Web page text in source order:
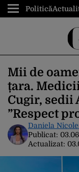
Politică
Mii de
țara.
Cugir, sedii
”Respect
Daniela
Publicat:
Actualizat: